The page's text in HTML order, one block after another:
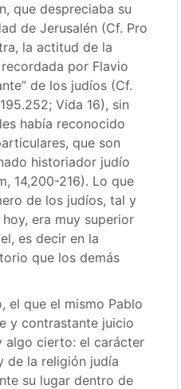
que despreciaba su
de Jerusalén (Cf. Pro
la actitud de la
por Flavio
de los judíos (Cf.
Vida 16), sin
había reconocido
que son
historiador judío
14,200-216). Lo que
de los judíos, tal y
era muy superior
es decir en la
que los demás
el que el mismo Pablo
y contrastante juicio
algo cierto: el carácter
de la religión judía
su lugar dentro de